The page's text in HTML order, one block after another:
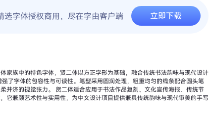
选字体授权商用，尽在字由客户端 立即下载
家族中的特色字体，贤二体以方正字形为基础，融合传统书法韵味与现代设计
刻、文化宣传海报、传统节
它兼顾艺术性与实用性，为中文设计项目提供兼具传统韵味与现代审美的手写